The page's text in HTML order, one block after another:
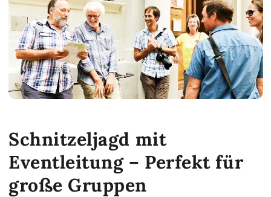
Schnitzeljagd mit
Eventleitung – Perfekt für
große Gruppen